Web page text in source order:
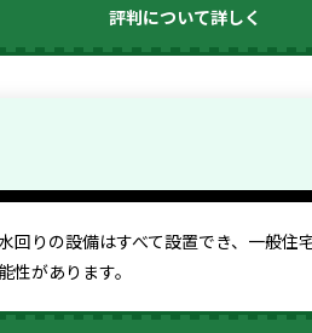
評判について詳しく
りの設備はすべて設置でき、一般
があります。